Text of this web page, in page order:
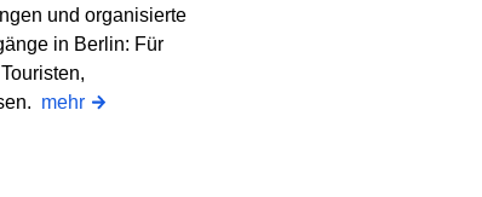
und organisierte
in Berlin: Für
mehr